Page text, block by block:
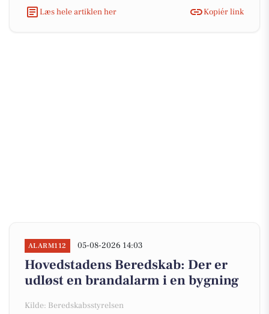
Læs hele artiklen her Kopiér link
ALARM112 05-08-2026 14:03
Hovedstadens Beredskab: Der er
udløst en brandalarm i en bygning
Kilde: Beredskabsstyrelsen